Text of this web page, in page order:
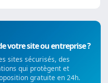
votre site ou entreprise ?
sites sécurisés, des
qui protègent et
gratuite en 24h.